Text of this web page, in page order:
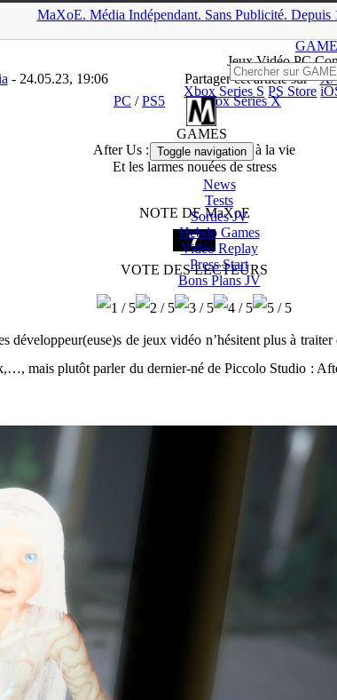
MaXoE. Média Indépendant. Sans Publicité. Depuis
JeuxVidéoPC
Xbox Series S PS Store
GAMES
Toggle navigation
News
Tests
SortiesJV
Hebdo Games
VidéoReplay
Press Start
Bons PlansJV
▲
- 24.05.23, 19:06 Partager cet article sur X/
PC /PS5 Xbox Series X
After Us : Gaïa se raccroche à la vie
Et les larmes nouées de stress
NOTE DE MaXoE
VOTE DES LECTEURS
développeur(euse)s de jeux vidéo n’hésitent plus à
mais plutôt parler du dernier-né de Piccolo Studio :